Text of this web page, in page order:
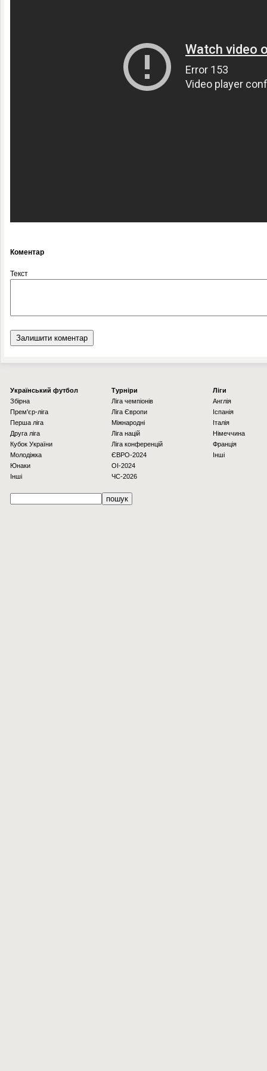
Коментар
Текст
Українcький футбол
Збірна
Прем'єр-ліга
Перша ліга
Друга ліга
Кубок України
Молодіжка
Юнаки
Інші
Турніри
Ліга чемпіонів
Ліга Європи
Міжнародні
Ліга націй
Ліга конференцій
ЄВРО-2024
OI-2024
ЧС-2026
Ліги
Англія
Іспанія
Італія
Німеччина
Франція
Інші